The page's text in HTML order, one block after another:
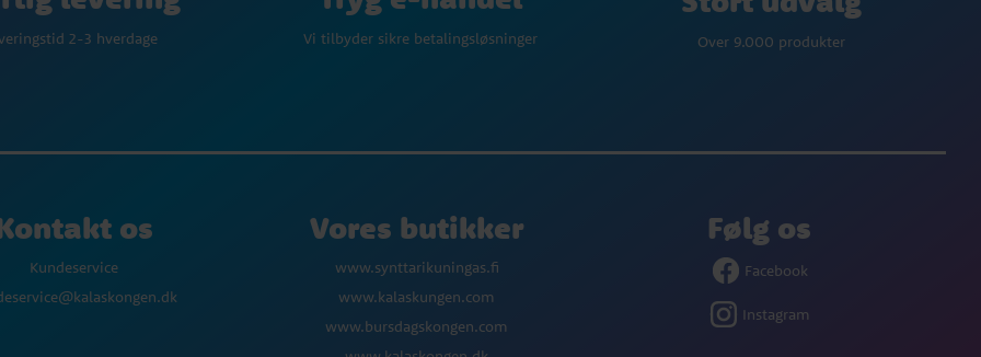
2-3 hverdage Vi tilbyder sikre betalingsløsninger Over 9.000 produkter
os
Kundeservice
Vores butikker
www.synttarikuningas.fi
www.kalaskungen.com
www.bursdagskongen.com
Følg os
Facebook
Instagram